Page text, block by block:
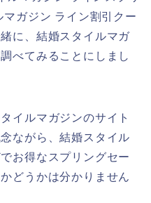
ガジン ライン割引クー
に、結婚スタイルマガ
べてみることにしまし
イルマガジンのサイト
ながら、結婚スタイル
お得なスプリングセー
どうかは分かりません